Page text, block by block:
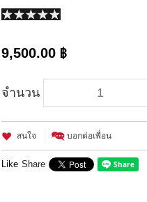
9,500.00 ฿
จำนวน
สนใจ บอกต่อเพื่อน
Like Share